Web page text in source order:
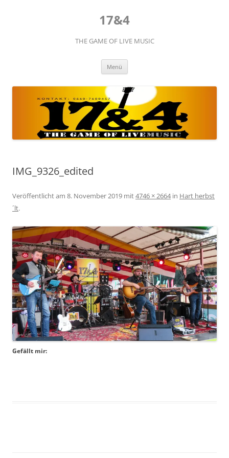
17&4
THE GAME OF LIVE MUSIC
Menü
IMG_9326_edited
Veröffentlicht am 8. November 2019 mit4746 × 2664in Hart herbst
´lt.
Gefällt mir: